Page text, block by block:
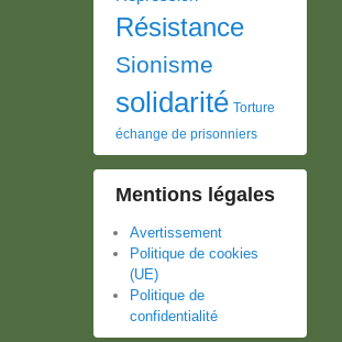
Résistance
Sionisme
solidarité Torture
échange de prisonniers
Mentions légales
Avertissement
Politique de cookies
(UE)
Politique de
confidentialité